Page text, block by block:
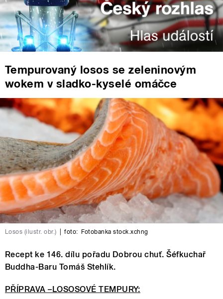
Tempurovaný losos se zeleninovým
wokem v sladko-kyselé omáčce
Losos (ilustr. obr.) foto: Fotobanka stock.xchng
Recept ke 146. dílu pořadu Dobrou chuť. Šéfkuchař
Buddha-Baru Tomáš Stehlík.
PŘÍPRAVA –LOSOSOVÉ TEMPURY: